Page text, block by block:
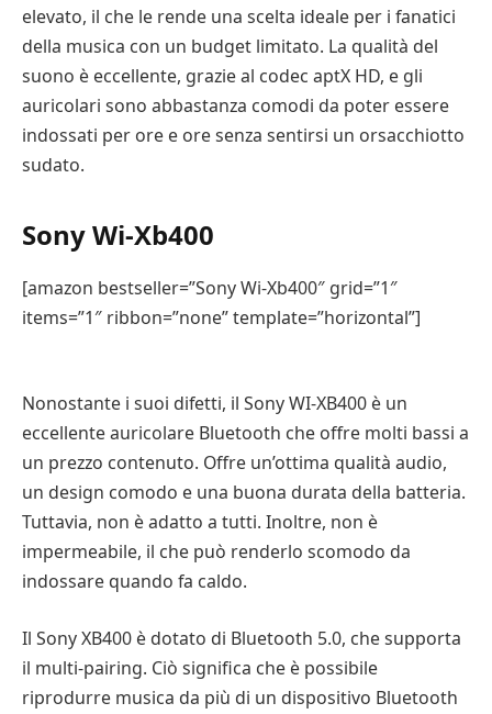
elevato, il che le rende una scelta ideale per i fanatici
della musica con un budget limitato. La qualità del
suono è eccellente, grazie al codec aptX HD, e gli
auricolari sono abbastanza comodi da poter essere
indossati per ore e ore senza sentirsi un orsacchiotto
sudato.
Sony Wi-Xb400
[amazon bestseller=”Sony Wi-Xb400″ grid=”1″
items=”1″ ribbon=”none” template=”horizontal”]
Nonostante i suoi difetti, il Sony WI-XB400 è un
eccellente auricolare Bluetooth che offre molti bassi a
un prezzo contenuto. Offre un’ottima qualità audio,
un design comodo e una buona durata della batteria.
Tuttavia, non è adatto a tutti. Inoltre, non è
impermeabile, il che può renderlo scomodo da
indossare quando fa caldo.
Il Sony XB400 è dotato di Bluetooth 5.0, che supporta
il multi-pairing. Ciò significa che è possibile
riprodurre musica da più di un dispositivo Bluetooth